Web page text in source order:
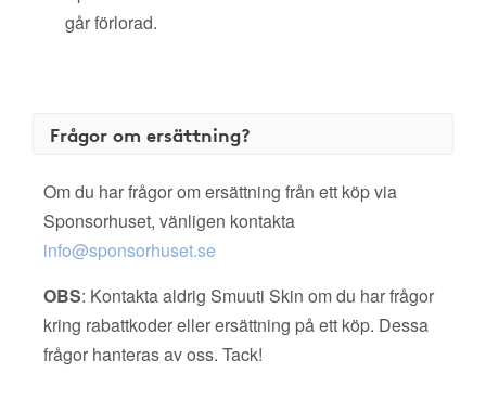
går förlorad.
Frågor om ersättning?
Om du har frågor om ersättning från ett köp via
Sponsorhuset, vänligen kontakta
info@sponsorhuset.se
OBS: Kontakta aldrig Smuuti Skin om du har frågor
kring rabattkoder eller ersättning på ett köp. Dessa
frågor hanteras av oss. Tack!